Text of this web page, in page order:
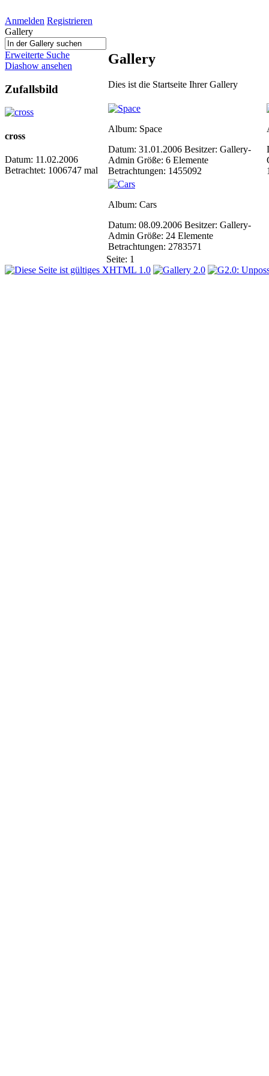
Anmelden Registrieren
Gallery
Erweiterte Suche
Diashow ansehen
Zufallsbild
cross
Datum: 11.02.2006
Betrachtet: 1006747 mal
Gallery
Dies ist die Startseite Ihrer Gallery
Album: Space
Datum: 31.01.2006 Besitzer: Gallery-
Admin Größe: 6 Elemente
Betrachtungen: 1455092
Album: Cars
Datum: 08.09.2006 Besitzer: Gallery-
Admin Größe: 24 Elemente
Betrachtungen: 2783571
Seite: 1